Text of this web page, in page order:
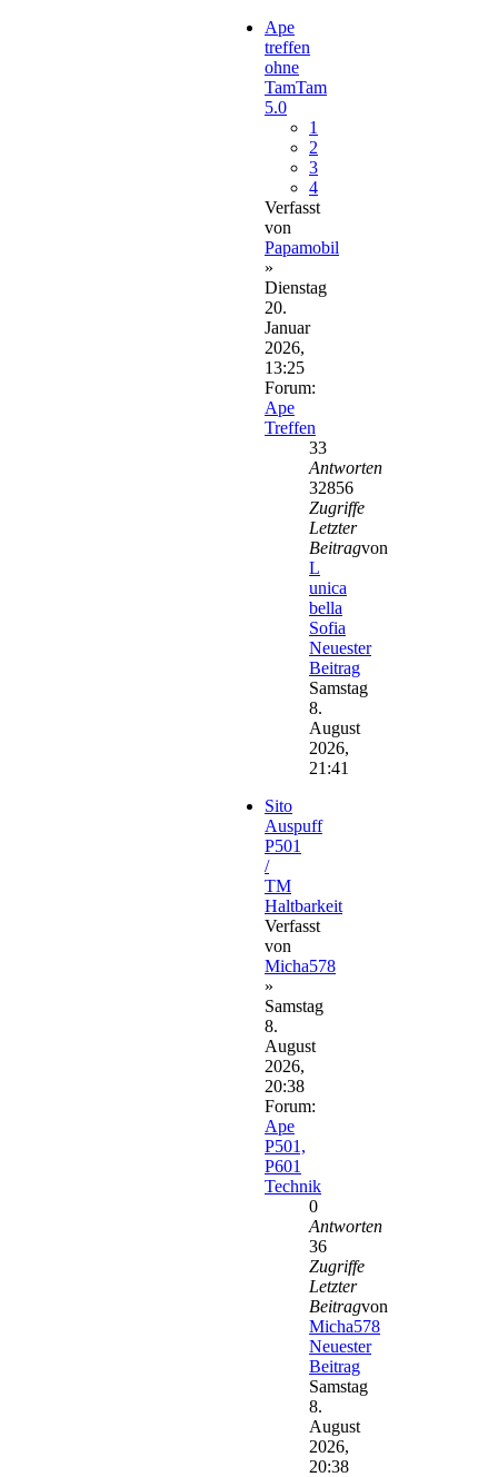
Ape
treffen
ohne
TamTam
5.0
1
2
3
4
Verfasst
von
Papamobil
»
Dienstag
20.
Januar
2026,
13:25
Forum:
Ape
Treffen
33
Antworten
32856
Zugriffe
Letzter
Beitragvon
L
unica
bella
Sofia
Neuester
Beitrag
Samstag
8.
August
2026,
21:41
Sito
Auspuff
P501
/
TM
Haltbarkeit
Verfasst
von
Micha578
»
Samstag
8.
August
2026,
20:38
Forum:
Ape
P501,
P601
Technik
0
Antworten
36
Zugriffe
Letzter
Beitragvon
Micha578
Neuester
Beitrag
Samstag
8.
August
2026,
20:38